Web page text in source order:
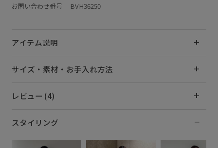
お問い合わせ番号 BVH36250
アイテム説明
サイズ・素材・お手入れ方法
レビュー (4)
スタイリング